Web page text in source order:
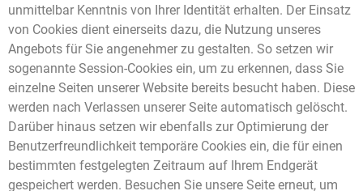
unmittelbar Kenntnis von Ihrer Identität erhalten. Der Einsatz
von Cookies dient einerseits dazu, die Nutzung unseres
Angebots für Sie angenehmer zu gestalten. So setzen wir
sogenannte Session-Cookies ein, um zu erkennen, dass Sie
einzelne Seiten unserer Website bereits besucht haben. Diese
werden nach Verlassen unserer Seite automatisch gelöscht.
Darüber hinaus setzen wir ebenfalls zur Optimierung der
Benutzerfreundlichkeit temporäre Cookies ein, die für einen
bestimmten festgelegten Zeitraum auf Ihrem Endgerät
gespeichert werden. Besuchen Sie unsere Seite erneut, um